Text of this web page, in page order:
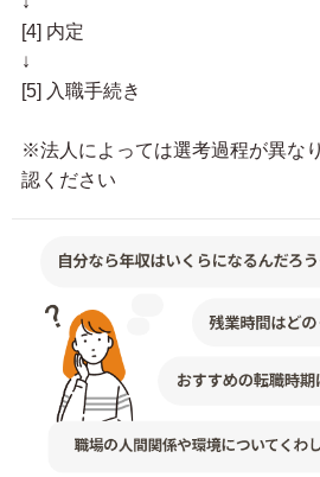
[4] 内定
↓
[5] 入職手続き
※法人によっては選考過程が異な
認ください